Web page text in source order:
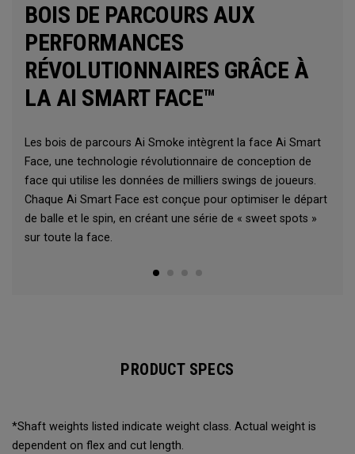
BOIS DE PARCOURS AUX
PERFORMANCES
RÉVOLUTIONNAIRES GRÂCE À
LA AI SMART FACE™
Les bois de parcours Ai Smoke intègrent la face Ai Smart
Face, une technologie révolutionnaire de conception de
face qui utilise les données de milliers swings de joueurs.
Chaque Ai Smart Face est conçue pour optimiser le départ
de balle et le spin, en créant une série de « sweet spots »
sur toute la face.
PRODUCT SPECS
*Shaft weights listed indicate weight class. Actual weight is
dependent on flex and cut length.